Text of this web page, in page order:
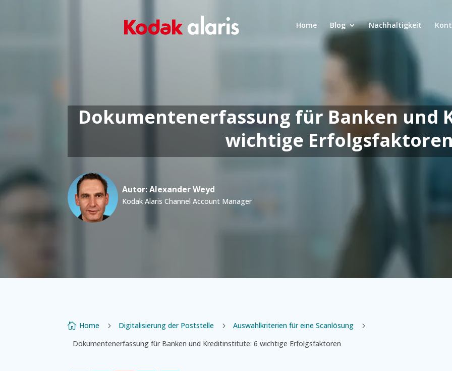
Home Blog Nachhaltigkeit
Dokumentenerfassung für Banken und
wichtige Erfolgsfaktoren
Autor: Alexander Weyd
Kodak Alaris Channel Account Manager
 Home 5 Digitalisierung der Poststelle 5 Auswahlkriterien für eine Scanlösung 5
Dokumentenerfassung für Banken und Kreditinstitute: 6 wichtige Erfolgsfaktoren